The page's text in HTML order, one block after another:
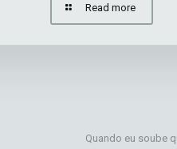
Read more
Quando eu soube